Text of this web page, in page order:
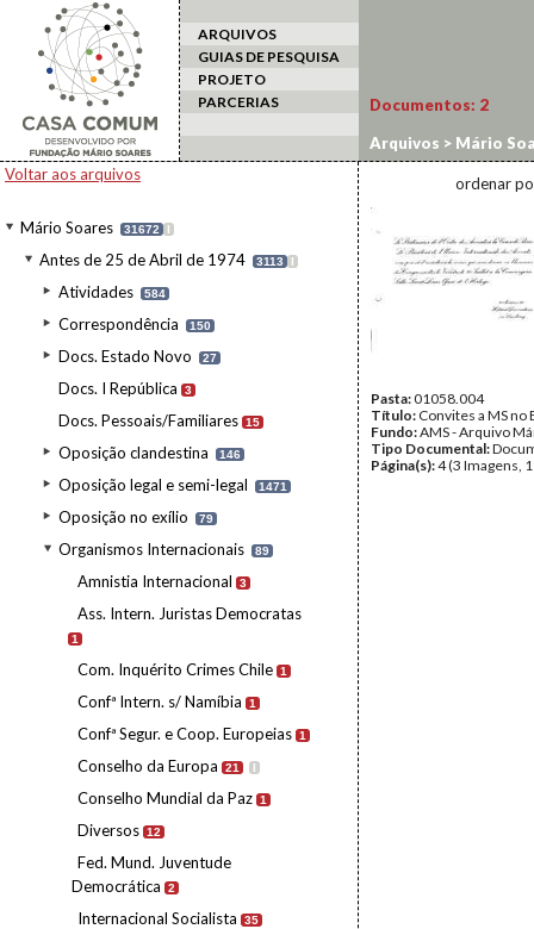
ARQUIVOS
GUIAS DE PESQUISA
PROJETO
PARCERIAS
Voltar aos arquivos
Mário Soares 31672 I
Antes de 25 de Abril de 1974 3113 I
Atividades 584
Correspondência 150
Docs. Estado Novo 27
Docs. I República 3
Docs. Pessoais/Familiares 15
Oposição clandestina 146
Oposição legal e semi-legal 1471
Oposição no exílio 79
Organismos Internacionais 89
Amnistia Internacional 3
Ass. Intern. Juristas Democratas
1
Com. Inquérito Crimes Chile 1
Confª Intern. s/ Namíbia 1
Confª Segur. e Coop. Europeias 1
Conselho da Europa 21 I
Conselho Mundial da Paz 1
Diversos 12
Fed. Mund. Juventude
Democrática
2
Internacional Socialista 35
Documentos: 2
Arquivos > Mário
Internacional
ordenar
Pasta:01058.004
Título: Convites a MS no
Fundo:AMS - Arquivo
Tipo Documental:
Página(s):4 (3 Imagens,